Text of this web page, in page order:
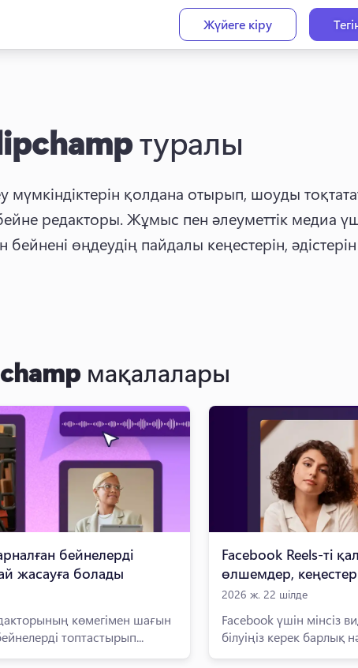
Жүйеге кіру
туралы
қолдана отырып, шоуды
редакторы. Жұмыс пен әлеуметтік медиа
өңдеудің пайдалы кеңестерін, әдістерін
мақалалары
бейнелерді
жасауға болады
көмегімен шағын
топтастырып...
Facebook Reels-ті
өлшемдер,
2026 ж. 22 шілде
Facebook үшін мінсіз
білуіңіз керек барлық